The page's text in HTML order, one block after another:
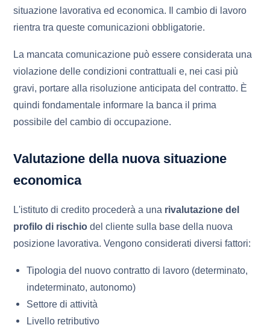
situazione lavorativa ed economica. Il cambio di lavoro
rientra tra queste comunicazioni obbligatorie.
La mancata comunicazione può essere considerata una
violazione delle condizioni contrattuali e, nei casi più
gravi, portare alla risoluzione anticipata del contratto. È
quindi fondamentale informare la banca il prima
possibile del cambio di occupazione.
Valutazione della nuova situazione
economica
L'istituto di credito procederà a una rivalutazione del
profilo di rischio del cliente sulla base della nuova
posizione lavorativa. Vengono considerati diversi fattori:
Tipologia del nuovo contratto di lavoro (determinato,
indeterminato, autonomo)
Settore di attività
Livello retributivo